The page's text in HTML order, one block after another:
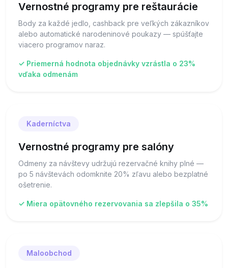
Vernostné programy pre reštaurácie
Body za každé jedlo, cashback pre veľkých zákazníkov
alebo automatické narodeninové poukazy — spúšťajte
viacero programov naraz.
✓ Priemerná hodnota objednávky vzrástla o 23%
vďaka odmenám
Kaderníctva
Vernostné programy pre salóny
Odmeny za návštevy udržujú rezervačné knihy plné —
po 5 návštevách odomknite 20% zľavu alebo bezplatné
ošetrenie.
✓ Miera opätovného rezervovania sa zlepšila o 35%
Maloobchod